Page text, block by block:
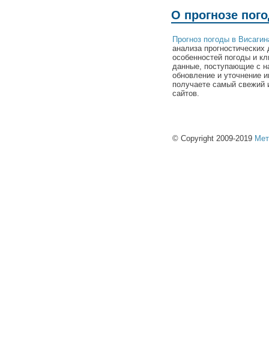
О прогнозе
Прогноз погоды в
анализа
особенностей погоды и
данные, поступающие с
обновление и уточнение
получаете самый свежий
сайтов.
© Copyright 2009-2019